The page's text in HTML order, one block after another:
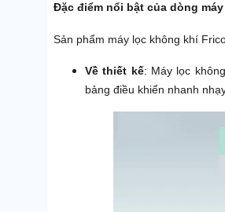
Đặc điểm nổi bật của dòng
Sản phẩm máy lọc không khí
Về thiết kế: Máy lọc
bảng điều khiển nhanh